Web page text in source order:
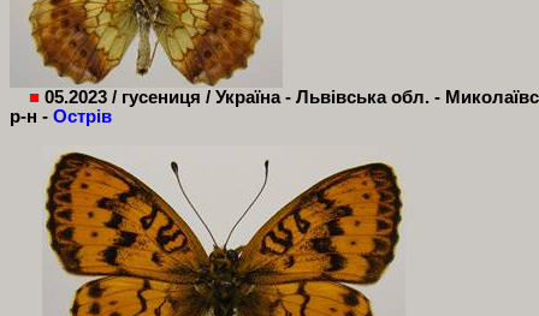
■ 05.2023 / гусениця / Україна - Львівська обл. -
р-н - Острів